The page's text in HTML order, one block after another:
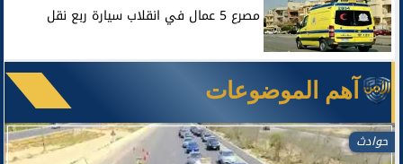
مصرع 5 عمال في انقلاب سيارة ربع نقل
آهم الموضوعات
حوادث